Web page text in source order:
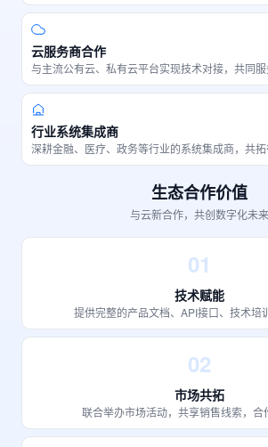
云服务商合作
与主流公有云、私有云平台实现技术对接，共同
行业系统集成商
深耕金融、医疗、政务等行业的系统集成商，共
生态合作价值
与云新合作，共创数字化未来
01
技术赋能
提供完整的产品文档、API接口、技术培
02
市场共拓
联合举办市场活动，共享销售线索，合